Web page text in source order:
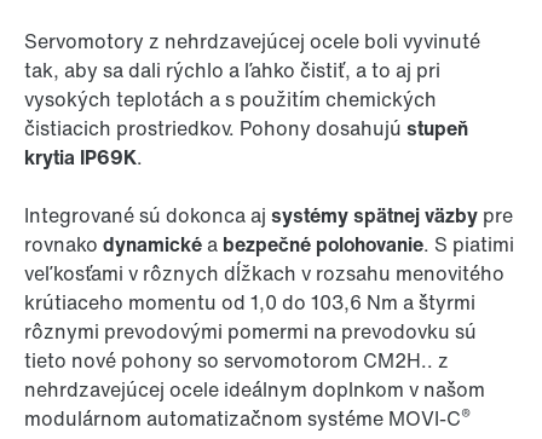
Servomotory z nehrdzavejúcej ocele boli vyvinuté
tak, aby sa dali rýchlo a ľahko čistiť, a to aj pri
vysokých teplotách a s použitím chemických
čistiacich prostriedkov. Pohony dosahujú stupeň
krytia IP69K.
Integrované sú dokonca aj systémy spätnej väzby pre
rovnako dynamickéa bezpečné polohovanie. S piatimi
veľkosťami v rôznych dĺžkach v rozsahu menovitého
krútiaceho momentu od 1,0 do 103,6 Nm a štyrmi
rôznymi prevodovými pomermi na prevodovku sú
tieto nové pohony so servomotorom CM2H.. z
nehrdzavejúcej ocele ideálnym doplnkom v našom
modulárnom automatizačnom systéme MOVI-C®